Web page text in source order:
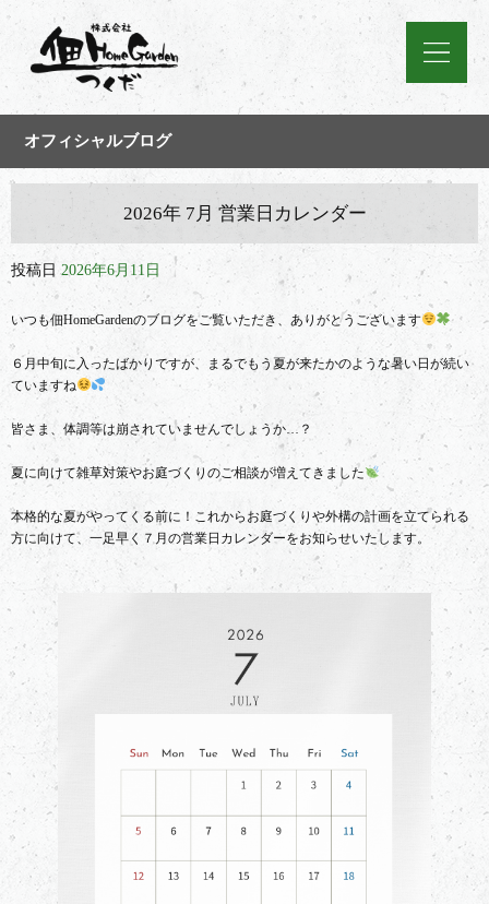
オフィシャルブログ
2026年 7月 営業日カレンダー
投稿日 2026年6月11日
いつも佃HomeGardenのブログをご覧いただき、ありがとうございます
６月中旬に入ったばかりですが、まるでもう夏が来たかのような暑い日が続い
ていますね
皆さま、体調等は崩されていませんでしょうか…？
夏に向けて雑草対策やお庭づくりのご相談が増えてきました
本格的な夏がやってくる前に！これからお庭づくりや外構の計画を立てられる
方に向けて、一足早く７月の営業日カレンダーをお知らせいたします。